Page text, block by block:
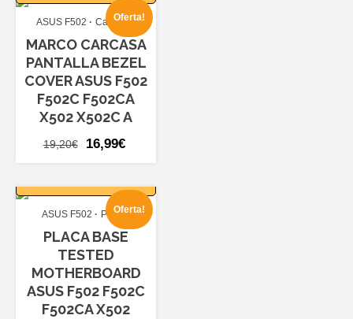
era:
34,80€.
29,99€.
Oferta!
ASUS F502 Carcasas
MARCO CARCASA
PANTALLA BEZEL
COVER ASUS F502
F502C F502CA
X502 X502C A
19,20€
El
era:
19,20€.
16,99€
16,99€.
Oferta!
ASUS F502 Placas
PLACA BASE
TESTED
MOTHERBOARD
ASUS F502 F502C
F502CA X502